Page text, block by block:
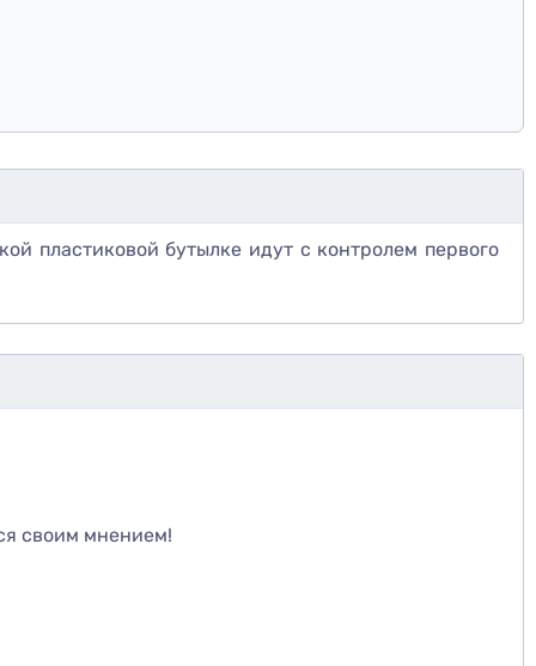
пластиковой бутылке идут с контролем первого
своим мнением!